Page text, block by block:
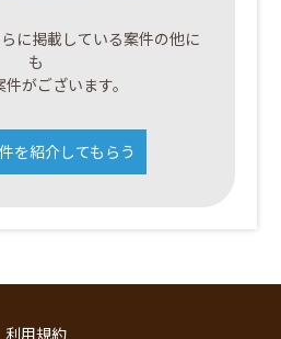
に掲載している案件の他に
も
がございます。
を紹介してもらう
利用規約